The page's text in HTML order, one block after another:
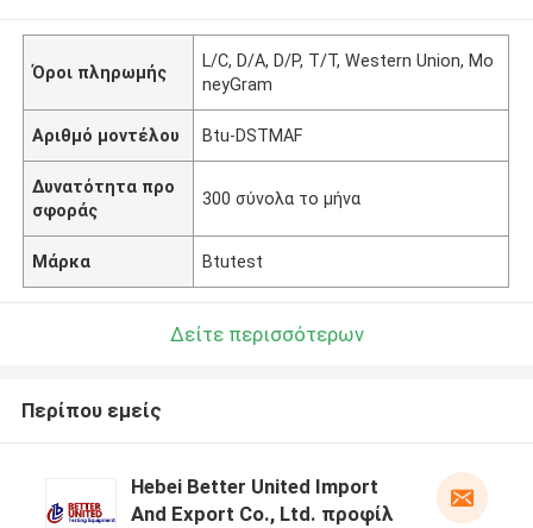
Όροι πληρωμής
L/C, D/A, D/P, T/T, Western Union, Mo
neyGram
Αριθμό μοντέλου Btu-DSTMAF
Δυνατότητα προ
σφοράς
300 σύνολα το μήνα
Μάρκα Btutest
Δείτε περισσότερων
Περίπου εμείς
Hebei Better United Import
And Export Co., Ltd. προφίλ